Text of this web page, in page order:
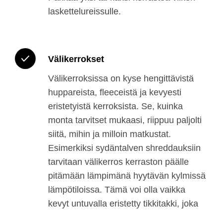
laskettelureissulle.
Välikerrokset
Välikerroksissa on kyse hengittävistä
huppareista, fleeceistä ja kevyesti
eristetyistä kerroksista. Se, kuinka
monta tarvitset mukaasi, riippuu paljolti
siitä, mihin ja milloin matkustat.
Esimerkiksi sydäntalven shreddauksiin
tarvitaan välikerros kerraston päälle
pitämään lämpimänä hyytävän kylmissä
lämpötiloissa. Tämä voi olla vaikka
kevyt untuvalla eristetty tikkitakki, joka